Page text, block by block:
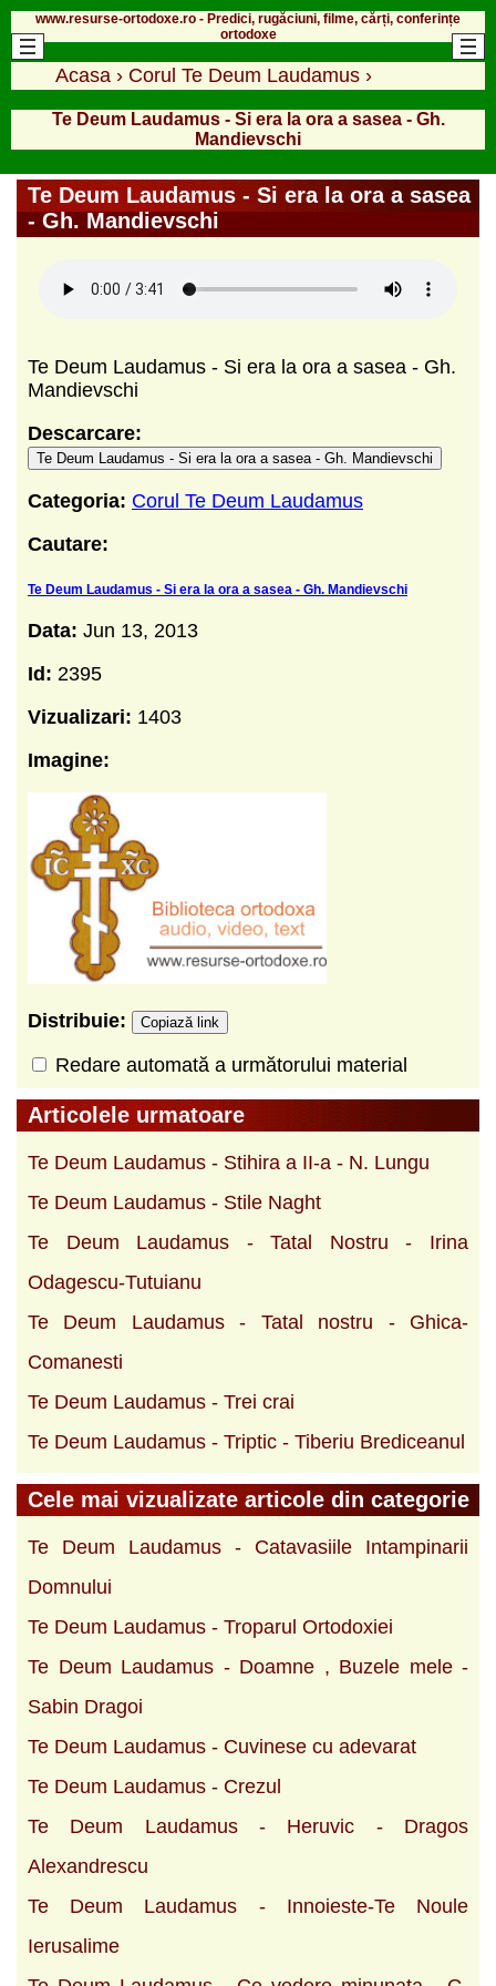
www.resurse-ortodoxe.ro - Predici, rugăciuni, filme, cărți, conferințe
ortodoxe
Acasa › Corul Te Deum Laudamus ›
Te Deum Laudamus - Si era la ora a sasea - Gh.
Mandievschi
Te Deum Laudamus - Si era la ora a sasea
- Gh. Mandievschi
Te Deum Laudamus - Si era la ora a sasea - Gh.
Mandievschi
Descarcare:
Te Deum Laudamus - Si era la ora a sasea - Gh. Mandievschi
Categoria: Corul Te Deum Laudamus
Cautare:
Te Deum Laudamus - Si era la ora a sasea - Gh. Mandievschi
Data: Jun 13, 2013
Id: 2395
Vizualizari: 1403
Imagine:
Distribuie: Copiază link
Redare automată a următorului material
Articolele urmatoare
Te Deum Laudamus - Stihira a II-a - N. Lungu
Te Deum Laudamus - Stile Naght
Te Deum Laudamus - Tatal Nostru - Irina
Odagescu-Tutuianu
Te Deum Laudamus - Tatal nostru - Ghica-
Comanesti
Te Deum Laudamus - Trei crai
Te Deum Laudamus - Triptic - Tiberiu Brediceanul
Cele mai vizualizate articole din categorie
Te Deum Laudamus - Catavasiile Intampinarii
Domnului
Te Deum Laudamus - Troparul Ortodoxiei
Te Deum Laudamus - Doamne , Buzele mele -
Sabin Dragoi
Te Deum Laudamus - Cuvinese cu adevarat
Te Deum Laudamus - Crezul
Te Deum Laudamus - Heruvic - Dragos
Alexandrescu
Te Deum Laudamus - Innoieste-Te Noule
Ierusalime